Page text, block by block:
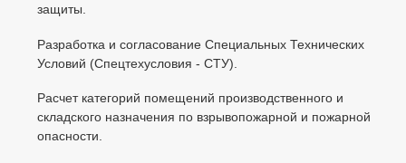
защиты.
Разработка и согласование Специальных Технических
Условий (Спецтехусловия - СТУ).
Расчет категорий помещений производственного и
складского назначения по взрывопожарной и пожарной
опасности.